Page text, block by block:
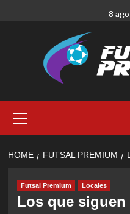
8
Menu
HOME FUTSAL PREMIUM
Futsal Premium Locales
Los que siguen